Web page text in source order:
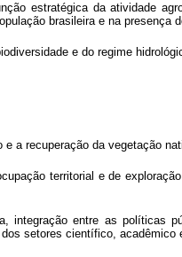
estratégica da atividade
brasileira e na
e do regime
a recuperação da vegetação
territorial e de
integração entre as
setores científico,